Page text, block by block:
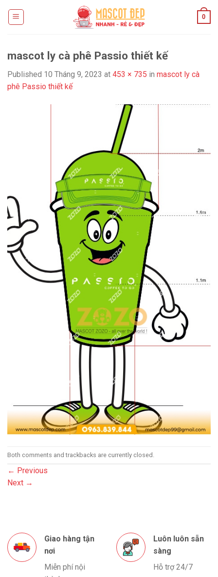
0
mascot ly cà phê Passio thiết kế
Published 10 Tháng 9, 2023 at 453 × 735 in mascot ly cà
phê Passio thiết kế
Both comments and trackbacks are currently closed.
← Previous
Next →
Giao hàng tận
nơi
Miễn phí nội
Luôn luôn sẵn
sàng
Hỗ trợ 24/7